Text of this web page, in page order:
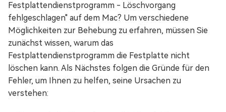
Festplattendienstprogramm - Löschvorgang
fehlgeschlagen" auf dem Mac? Um verschiedene
Möglichkeiten zur Behebung zu erfahren, müssen Sie
zunächst wissen, warum das
Festplattendienstprogramm die Festplatte nicht
löschen kann. Als Nächstes folgen die Gründe für den
Fehler, um Ihnen zu helfen, seine Ursachen zu
verstehen: